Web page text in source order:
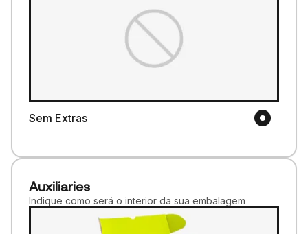
Sem Extras
Auxiliaries
Indique como será o interior da sua embalagem